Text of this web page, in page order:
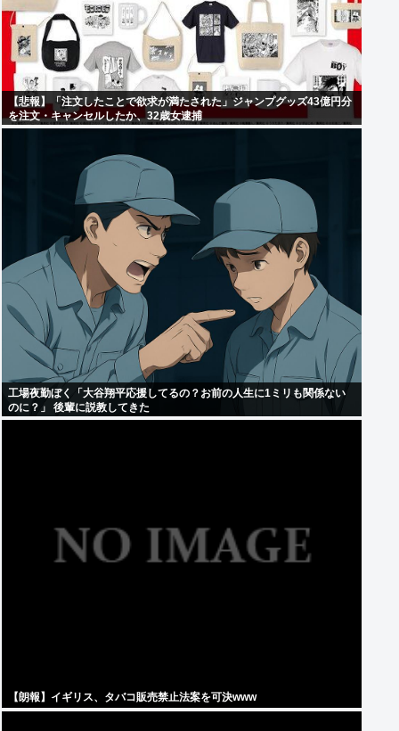
【悲報】「注文したことで欲求が満たされた」ジャンプグッズ43億円分
を注文・キャンセルしたか、32歳女逮捕
工場夜勤ぼく「大谷翔平応援してるの？お前の人生に1ミリも関係ない
のに？」 後輩に説教してきた
【朗報】イギリス、タバコ販売禁止法案を可決www